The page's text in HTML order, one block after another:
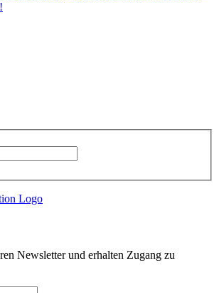
Newsletter und erhalten Zugang zu